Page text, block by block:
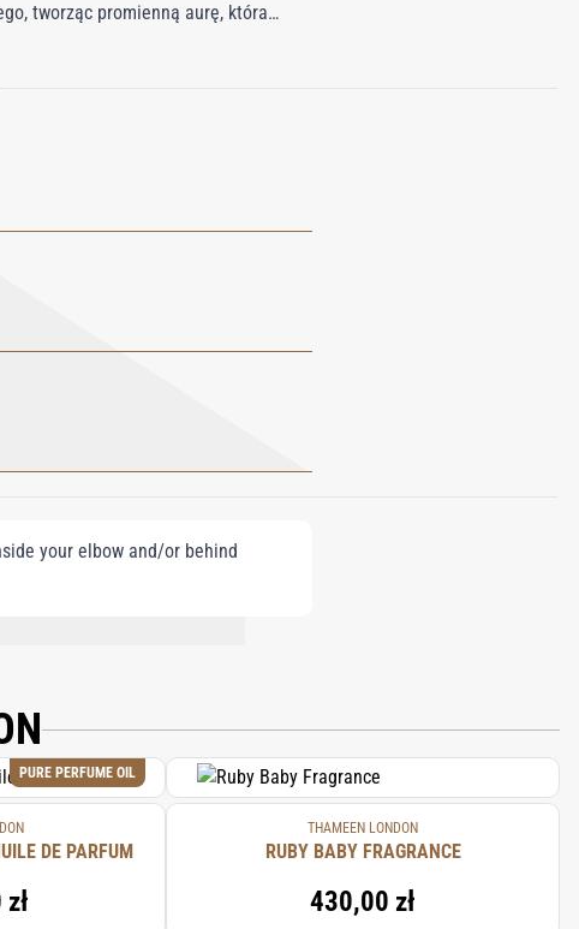
tworząc promienną aurę, która
do świata nieograniczonych
your elbow and/or behind
PURE PERFUME OIL
DE PARFUM
THAMEEN LONDON
RUBY BABY FRAGRANCE
430,00 zł